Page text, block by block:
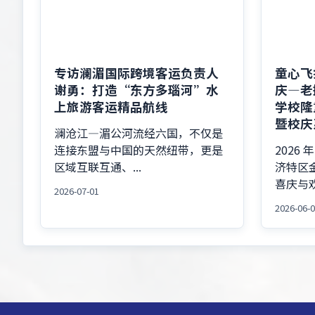
专访澜湄国际跨境客运负责人
谢勇：打造“东方多瑙河”水
上旅游客运精品航线
澜沧江—湄公河流经六国，不仅是
连接东盟与中国的天然纽带，更是
区域互联互通、...
2026-07-01
童心
庆—老
学校
暨校
2026
济特区
喜庆与
2026-06-